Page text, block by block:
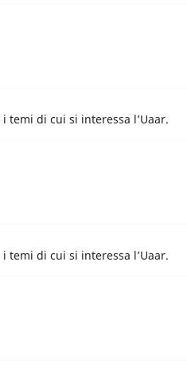
di cui si interessa l’Uaar.
di cui si interessa l’Uaar.